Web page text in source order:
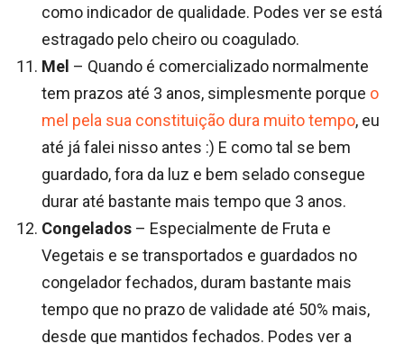
como indicador de qualidade. Podes ver se está
estragado pelo cheiro ou coagulado.
Mel – Quando é comercializado normalmente
tem prazos até 3 anos, simplesmente porque o
mel pela sua constituição dura muito tempo, eu
até já falei nisso antes :) E como tal se bem
guardado, fora da luz e bem selado consegue
durar até bastante mais tempo que 3 anos.
Congelados – Especialmente de Fruta e
Vegetais e se transportados e guardados no
congelador fechados, duram bastante mais
tempo que no prazo de validade até 50% mais,
desde que mantidos fechados. Podes ver a